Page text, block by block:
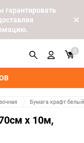
гарантировать
0
Бумага крафт
x 10м,